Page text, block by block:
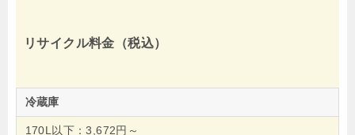
リサイクル料金（税込）
冷蔵庫
170L以下：3,672円～